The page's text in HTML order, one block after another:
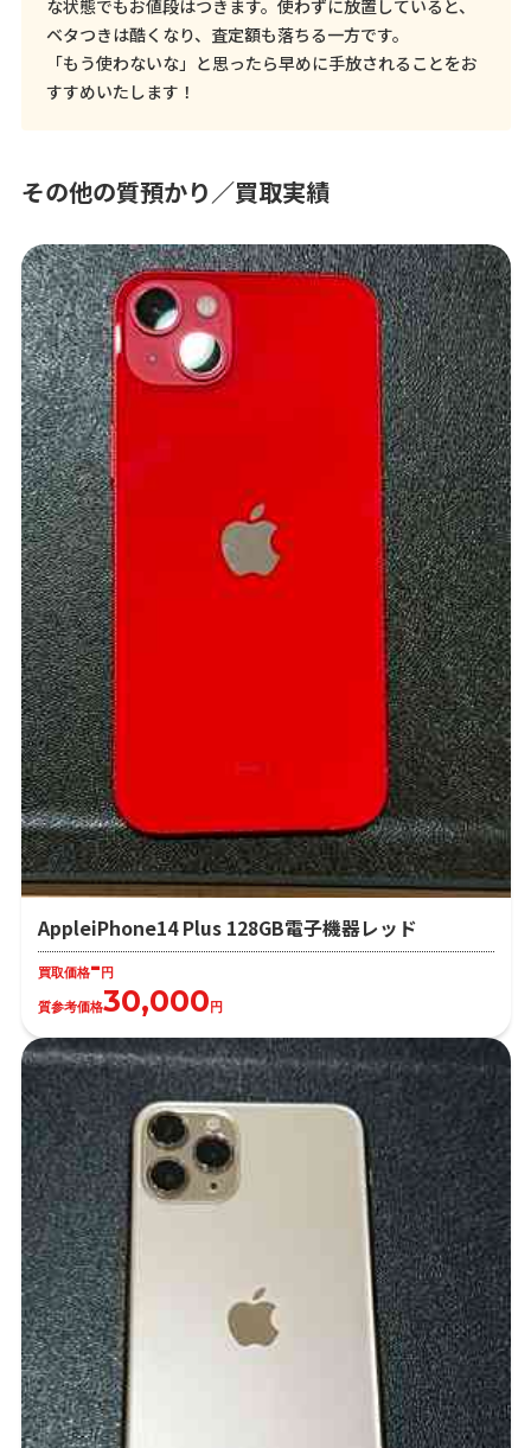
な状態でもお値段はつきます。使わずに放置していると、
ベタつきは酷くなり、査定額も落ちる一方です。
「もう使わないな」と思ったら早めに手放されることをお
すすめいたします！
その他の質預かり／買取実績
AppleiPhone14 Plus 128GB電子機器レッド
買取価格- 円
質参考価格30,000 円